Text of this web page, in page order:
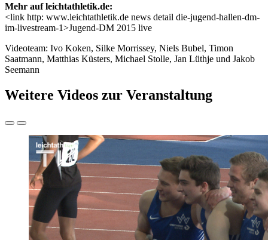
Mehr auf leichtathletik.de:
<link http: www.leichtathletik.de news detail die-jugend-hallen-dm-
im-livestream-1>Jugend-DM 2015 live
Videoteam: Ivo Koken, Silke Morrissey, Niels Bubel, Timon
Saatmann, Matthias Küsters, Michael Stolle, Jan Lüthje und Jakob
Seemann
Weitere Videos zur Veranstaltung